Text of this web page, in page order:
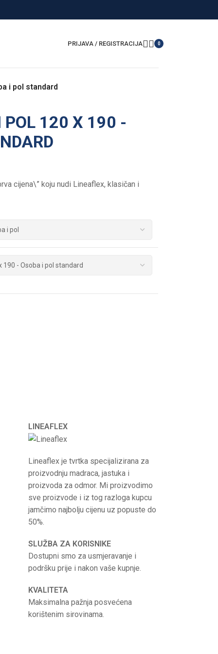
PRIJAVA / REGISTRACIJA 0
i pol standard
POL 120 X 190 -
cijena\” koju nudi Lineaflex, klasičan i
LINEAFLEX
Lineaflex je tvrtka specijalizirana za
proizvodnju madraca, jastuka i
proizvoda za odmor. Mi proizvodimo
sve proizvode i iz tog razloga kupcu
jamčimo najbolju cijenu uz popuste do
50%.
SLUŽBA ZA KORISNIKE
Dostupni smo za usmjeravanje i
podršku prije i nakon vaše kupnje.
KVALITETA
Maksimalna pažnja posvećena
korištenim sirovinama.